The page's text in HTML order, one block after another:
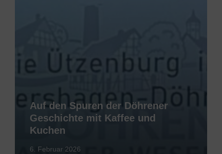
Auf den Spuren der Döhrener
Geschichte mit Kaffee und
Kuchen
6. Februar 2026